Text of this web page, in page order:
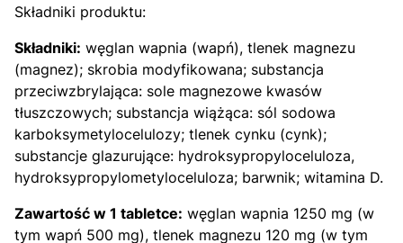
Składniki produktu:
Składniki: węglan wapnia (wapń), tlenek magnezu
(magnez); skrobia modyfikowana; substancja
przeciwzbrylająca: sole magnezowe kwasów
tłuszczowych; substancja wiążąca: sól sodowa
karboksymetylocelulozy; tlenek cynku (cynk);
substancje glazurujące: hydroksypropyloceluloza,
hydroksypropylometyloceluloza; barwnik; witamina D.
Zawartość w 1 tabletce: węglan wapnia 1250 mg (w
tym wapń 500 mg), tlenek magnezu 120 mg (w tym